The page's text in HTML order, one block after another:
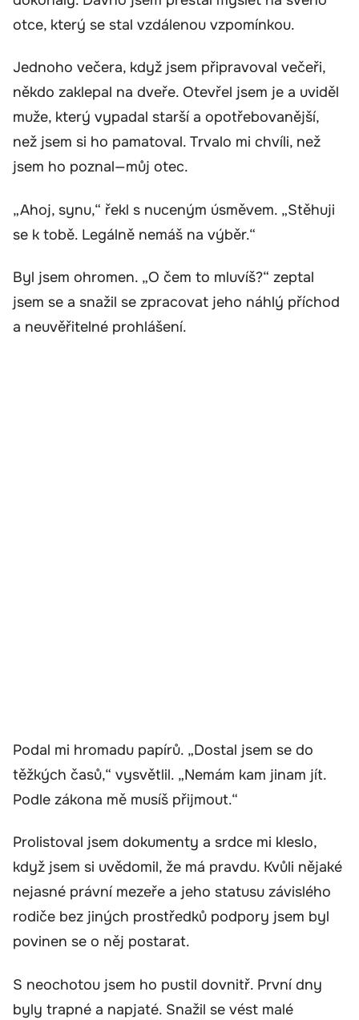
otce, který se stal vzdálenou vzpomínkou.
Jednoho večera, když jsem připravoval večeři,
někdo zaklepal na dveře. Otevřel jsem je a uviděl
muže, který vypadal starší a opotřebovanější,
než jsem si ho pamatoval. Trvalo mi chvíli, než
jsem ho poznal—můj otec.
„Ahoj, synu,“ řekl s nuceným úsměvem. „Stěhuji
se k tobě. Legálně nemáš na výběr.“
Byl jsem ohromen. „O čem to mluvíš?“ zeptal
jsem se a snažil se zpracovat jeho náhlý příchod
a neuvěřitelné prohlášení.
Podal mi hromadu papírů. „Dostal jsem se do
těžkých časů,“ vysvětlil. „Nemám kam jinam jít.
Podle zákona mě musíš přijmout.“
Prolistoval jsem dokumenty a srdce mi kleslo,
když jsem si uvědomil, že má pravdu. Kvůli nějaké
nejasné právní mezeře a jeho statusu závislého
rodiče bez jiných prostředků podpory jsem byl
povinen se o něj postarat.
S neochotou jsem ho pustil dovnitř. První dny
byly trapné a napjaté. Snažil se vést malé